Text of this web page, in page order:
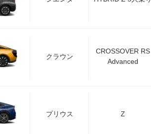
クラウン
CROSSOVER RS
Advanced
プリウス Z